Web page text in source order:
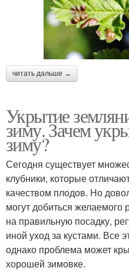
читать дальше →
Укрытие
зиму. Зачем
зиму?
Сегодня существует
клубники, которые
качеством плодов. Но
могут добиться желаемого
на правильную посадку,
иной уход за кустами. Все
однако проблема может
хорошей зимовке.